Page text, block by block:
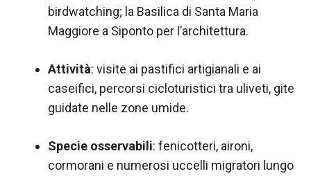
birdwatching; la Basilica di Santa Maria
Maggiore a Siponto per l’architettura.
Attività: visite ai pastifici artigianali e ai
caseifici, percorsi cicloturistici tra uliveti, gite
guidate nelle zone umide.
Specie osservabili: fenicotteri, aironi,
cormorani e numerosi uccelli migratori lungo